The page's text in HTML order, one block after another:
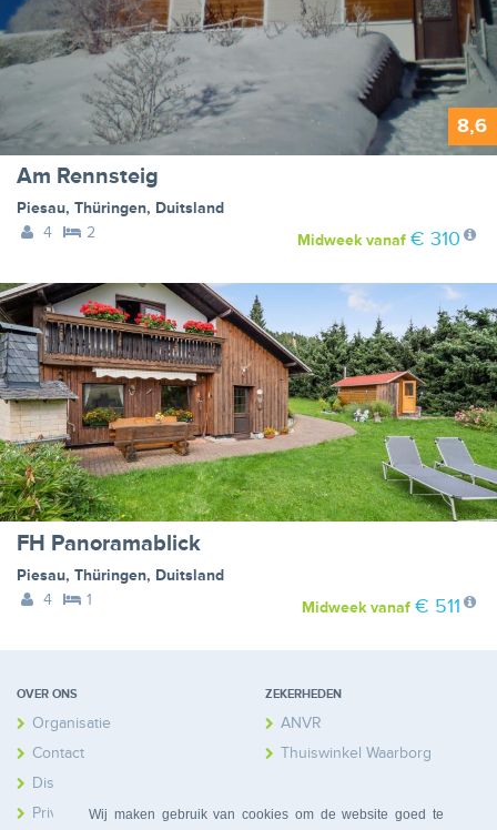
Wij maken gebruik van cookies om de website goed te
8,6
Am Rennsteig
Piesau, Thüringen, Duitsland
4
2 Midweekvanaf € 310
FH Panoramablick
Piesau, Thüringen, Duitsland
4
1 Midweekvanaf € 511
OVER ONS
Organisatie
Contact
Disclaimer
Privacy
ZEKERHEDEN
ANVR
Thuiswinkel Waarborg